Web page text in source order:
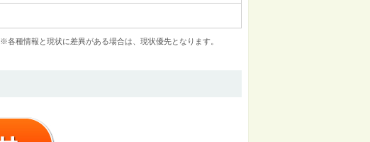
※各種情報と現状に差異がある場合は、現状優先となります。